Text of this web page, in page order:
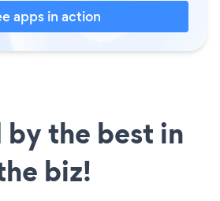
apps in action
by the best in
biz!